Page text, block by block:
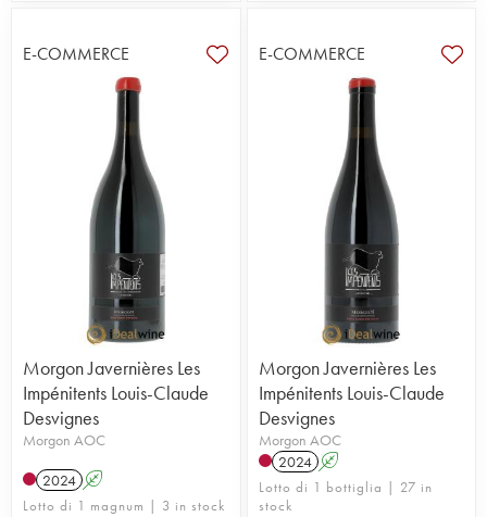
E-COMMERCE
Morgon Javernières Les
Impénitents Louis-Claude
Desvignes
Morgon AOC
2024 A
Lotto di 1 magnum | 3 in stock
E-COMMERCE
Morgon Javernières Les
Impénitents Louis-Claude
Desvignes
Morgon AOC
2024 A
Lotto di 1 bottiglia | 27 in
stock